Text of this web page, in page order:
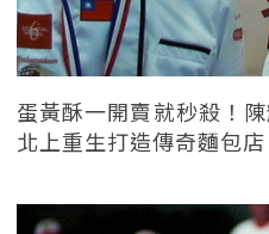
蛋黃酥一開賣就秒殺！
北上重生打造傳奇麵包店